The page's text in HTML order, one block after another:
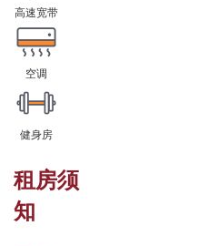
高速宽带
空调
健身房
租房须
知